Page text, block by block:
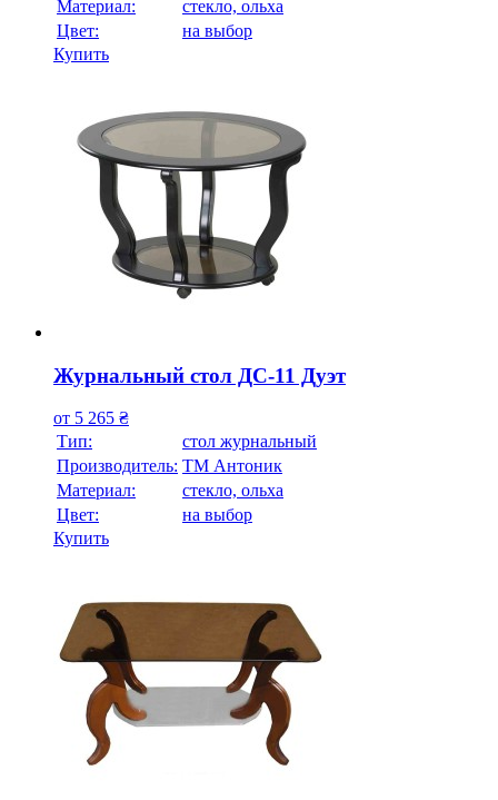
Материал:
стекло, ольха
Цвет:
на выбор
Купить
Журнальный стол ДС-11 Дуэт
от 5 265 ₴
Тип:
стол журнальный
Производитель: ТМ Антоник
Материал:
стекло, ольха
Цвет:
на выбор
Купить